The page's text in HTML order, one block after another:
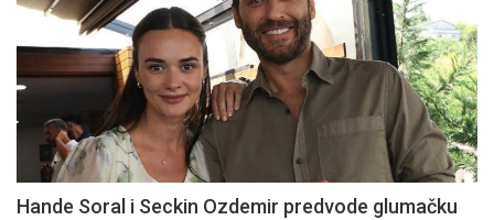
Hande Soral i Seckin Ozdemir predvode glumačku